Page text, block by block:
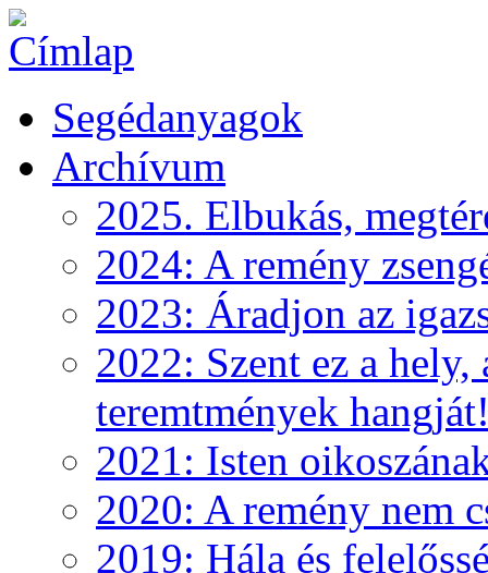
Segédanyagok
Archívum
2025. Elbukás,
2024: A remény
2023: Áradjon az
2022: Szent ez a
teremtmények
2021: Isten
2020: A remény nem
2019: Hála és